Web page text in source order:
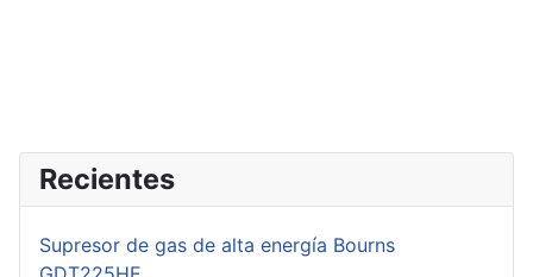
Recientes
Supresor de gas de alta energía Bourns